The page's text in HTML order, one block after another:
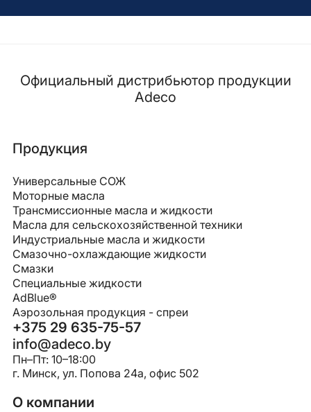
Официальный дистрибьютор продукции
Adeco
Продукция
Универсальные СОЖ
Моторные масла
Трансмиссионные масла и жидкости
Масла для сельскохозяйственной техники
Индустриальные масла и жидкости
Смазочно-охлаждающие жидкости
Смазки
Специальные жидкости
AdBlue®
Аэрозольная продукция - спреи
+375 29 635-75-57
info@adeco.by
Пн–Пт: 10–18:00
г. Минск, ул. Попова 24a, офис 502
О компании